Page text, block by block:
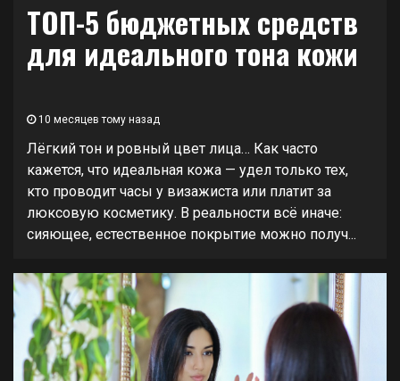
ТОП-5 бюджетных средств
для идеального тона кожи
10 месяцев тому назад
Лёгкий тон и ровный цвет лица… Как часто
кажется, что идеальная кожа — удел только тех,
кто проводит часы у визажиста или платит за
люксовую косметику. В реальности всё иначе:
сияющее, естественное покрытие можно получ...